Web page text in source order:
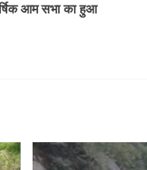
आम सभा का हुआ